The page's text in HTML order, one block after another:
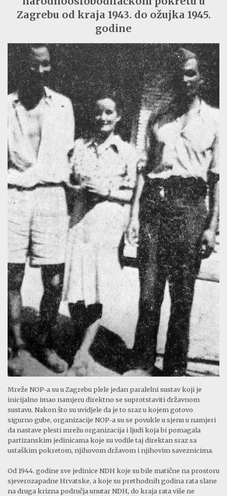
Zagrebu od kraja 1943. do ožujka 1945.
godine
Mreže NOP-a su u Zagrebu plele jedan paralelni sustav koji je
inicijalno imao namjeru direktno se suprotstaviti državnom
sustavu. Nakon što su uvidjele da je to sraz u kojem gotovo
sigurno gube, organizacije NOP-a su se povukle u sjenu u namjeri
da nastave plesti mrežu organizacija i ljudi koja bi pomagala
partizanskim jedinicama koje su vodile taj direktan sraz sa
ustaškim pokretom, njihovom državom i njihovim saveznicima.
Od 1944. godine sve jedinice NDH koje su bile matične na prostoru
sjeverozapadne Hrvatske, a koje su prethodnih godina rata slane
na druga krizna područja unutar NDH, do kraja rata više ne